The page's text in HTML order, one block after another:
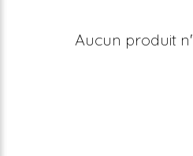
Aucun produit